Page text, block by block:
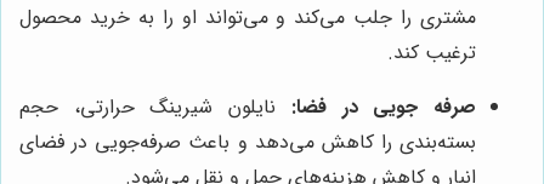
مشتری را جلب می‌کند و می‌تواند او را به خرید محصول
ترغیب کند.
صرفه جویی در فضا: نایلون شیرینگ حرارتی، حجم
بسته‌بندی را کاهش می‌دهد و باعث صرفه‌جویی در فضای
انبار و کاهش هزینه‌های حمل و نقل می‌شود.